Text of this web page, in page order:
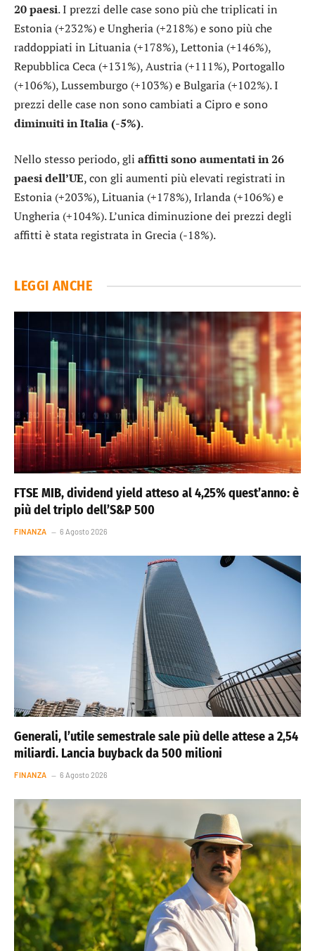
20 paesi. I prezzi delle case sono più che triplicati in
Estonia (+232%) e Ungheria (+218%) e sono più che
raddoppiati in Lituania (+178%), Lettonia (+146%),
Repubblica Ceca (+131%), Austria (+111%), Portogallo
(+106%), Lussemburgo (+103%) e Bulgaria (+102%). I
prezzi delle case non sono cambiati a Cipro e sono
diminuiti in Italia (-5%).
Nello stesso periodo, gli affitti sono aumentati in 26
paesi dell’UE, con gli aumenti più elevati registrati in
Estonia (+203%), Lituania (+178%), Irlanda (+106%) e
Ungheria (+104%). L’unica diminuzione dei prezzi degli
affitti è stata registrata in Grecia (-18%).
LEGGI ANCHE
FTSE MIB, dividend yield atteso al 4,25% quest’anno: è
più del triplo dell’S&P 500
FINANZA 6 Agosto 2026
Generali, l’utile semestrale sale più delle attese a 2,54
miliardi. Lancia buyback da 500 milioni
FINANZA 6 Agosto 2026